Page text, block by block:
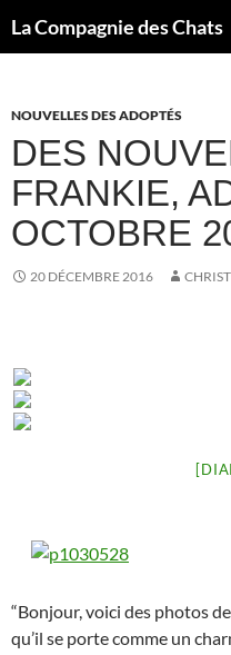
La Compagnie des Chats
NOUVELLES DES ADOPTÉS
DES
FRANKIE,
OCTOBRE
20 DÉCEMBRE 2016
“Bonjour, voici des photos
qu’il se porte comme un